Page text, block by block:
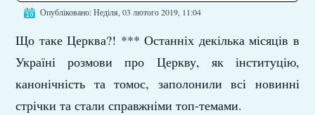
Опубліковано: Неділя, 03 лютого 2019, 11:04
Що таке Церква?! *** Останніх декілька місяців в
Україні розмови про Церкву, як інституцію,
канонічність та томос, заполонили всі новинні
стрічки та стали справжніми топ-темами.